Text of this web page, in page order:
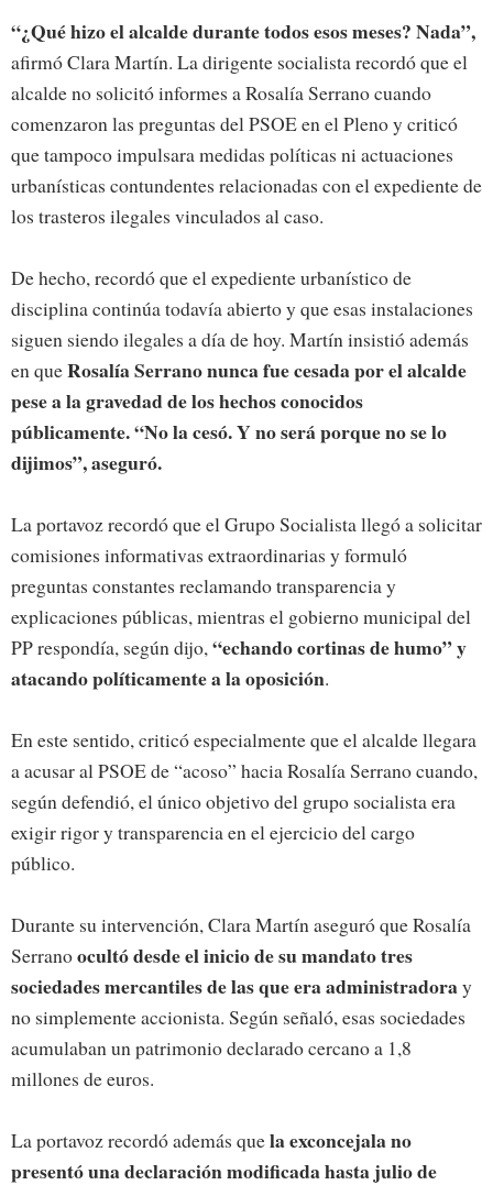
“¿Qué hizo el alcalde durante todos esos meses? Nada”,
afirmó Clara Martín. La dirigente socialista recordó que el
alcalde no solicitó informes a Rosalía Serrano cuando
comenzaron las preguntas del PSOE en el Pleno y criticó
que tampoco impulsara medidas políticas ni actuaciones
urbanísticas contundentes relacionadas con el expediente de
los trasteros ilegales vinculados al caso.
De hecho, recordó que el expediente urbanístico de
disciplina continúa todavía abierto y que esas instalaciones
siguen siendo ilegales a día de hoy. Martín insistió además
en queRosalía Serrano nunca fue cesada por el alcalde
pese a la gravedad de los hechos conocidos
públicamente. “No la cesó. Y no será porque no se lo
dijimos”, aseguró.
La portavoz recordó que el Grupo Socialista llegó a solicitar
comisiones informativas extraordinarias y formuló
preguntas constantes reclamando transparencia y
explicaciones públicas, mientras el gobierno municipal del
PP respondía, según dijo,“echando cortinas de humo” y
atacando políticamente a la oposición.
En este sentido, criticó especialmente que el alcalde llegara
a acusar al PSOE de “acoso” hacia Rosalía Serrano cuando,
según defendió, el único objetivo del grupo socialista era
exigir rigor y transparencia en el ejercicio del cargo
público.
Durante su intervención, Clara Martín aseguró que Rosalía
Serranoocultó desde el inicio de su mandato tres
sociedades mercantiles de las que era administradoray
no simplemente accionista. Según señaló, esas sociedades
acumulaban un patrimonio declarado cercano a 1,8
millones de euros.
La portavoz recordó además quela exconcejala no
presentó una declaración modificada hasta julio de